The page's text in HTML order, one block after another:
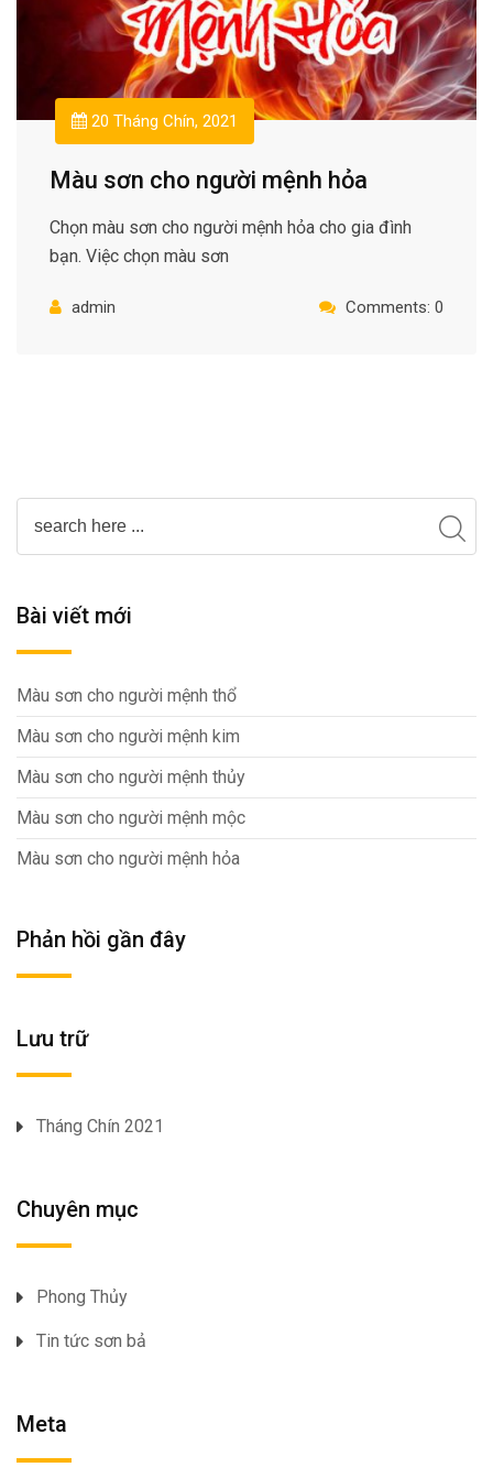
20 Tháng Chín, 2021
Màu sơn cho người mệnh hỏa
Chọn màu sơn cho người mệnh hỏa cho gia đình
bạn. Việc chọn màu sơn
admin Comments: 0
Bài viết mới
Màu sơn cho người mệnh thổ
Màu sơn cho người mệnh kim
Màu sơn cho người mệnh thủy
Màu sơn cho người mệnh mộc
Màu sơn cho người mệnh hỏa
Phản hồi gần đây
Lưu trữ
Tháng Chín 2021
Chuyên mục
Phong Thủy
Tin tức sơn bả
Meta